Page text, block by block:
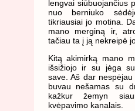
lengvai siūbuojančius
nuo berniuko
tikriausiai jo motina.
mano merginą ir,
tačiau ta į ją nekreipė
Kitą akimirką mano
išsižiojo ir su jėga
save. Aš dar
buvau nešamas su
kažkur žemyn
kvėpavimo kanalais.